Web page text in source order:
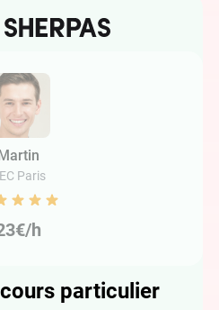
Paris
h
particulier